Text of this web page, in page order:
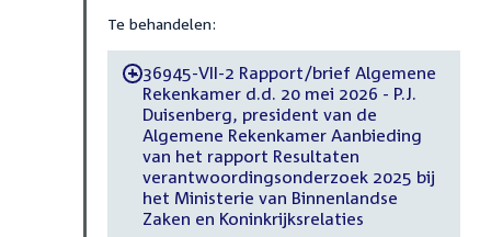
Te behandelen:
-36945-VII-2 Rapport/brief Algemene
Rekenkamer d.d. 20 mei 2026 - P.J.
Duisenberg, president van de
Algemene Rekenkamer Aanbieding
van het rapport Resultaten
verantwoordingsonderzoek 2025 bij
het Ministerie van Binnenlandse
Zaken en Koninkrijksrelaties